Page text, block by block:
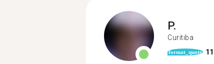
P.
Curitiba
format_quote 11